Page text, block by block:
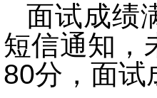
面试成绩
短信通知，
80分，面试